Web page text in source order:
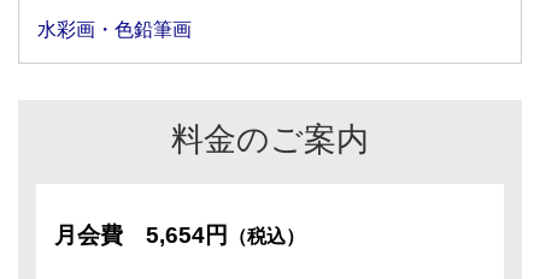
水彩画・色鉛筆画
料金のご案内
月会費 5,654円 （税込）